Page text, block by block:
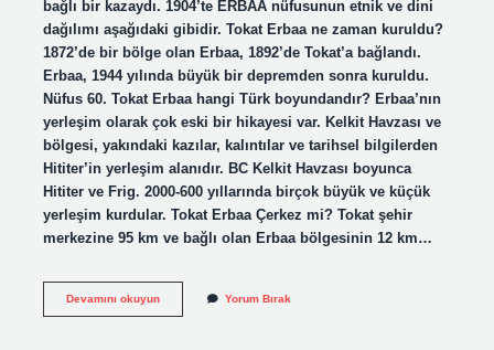
bağlı bir kazaydı. 1904’te ERBAA nüfusunun etnik ve dini
dağılımı aşağıdaki gibidir. Tokat Erbaa ne zaman kuruldu?
1872’de bir bölge olan Erbaa, 1892’de Tokat’a bağlandı.
Erbaa, 1944 yılında büyük bir depremden sonra kuruldu.
Nüfus 60. Tokat Erbaa hangi Türk boyundandır? Erbaa’nın
yerleşim olarak çok eski bir hikayesi var. Kelkit Havzası ve
bölgesi, yakındaki kazılar, kalıntılar ve tarihsel bilgilerden
Hititer’in yerleşim alanıdır. BC Kelkit Havzası boyunca
Hititer ve Frig. 2000-600 yıllarında birçok büyük ve küçük
yerleşim kurdular. Tokat Erbaa Çerkez mi? Tokat şehir
merkezine 95 km ve bağlı olan Erbaa bölgesinin 12 km…
Devamını okuyunErbaa
Yorum Bırak